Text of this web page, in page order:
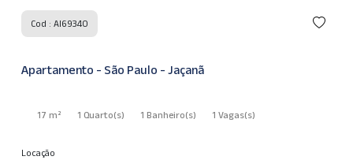
Cod : AI69340
Apartamento - São Paulo - Jaçanã
17 m² 1 Quarto(s) 1 Banheiro(s) 1 Vagas(s)
Locação